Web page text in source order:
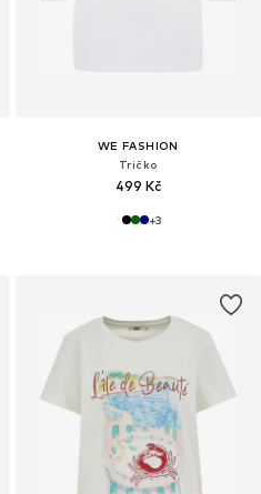
WE FASHION
Tričko
499 Kč
+3